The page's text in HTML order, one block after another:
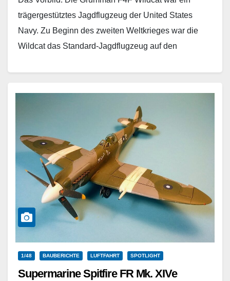
trägergestütztes Jagdflugzeug der United States
Navy. Zu Beginn des zweiten Weltkrieges war die
Wildcat das Standard-Jagdflugzeug auf den
1/48 BAUBERICHTE LUFTFAHRT SPOTLIGHT
Supermarine Spitfire FR Mk. XIVe